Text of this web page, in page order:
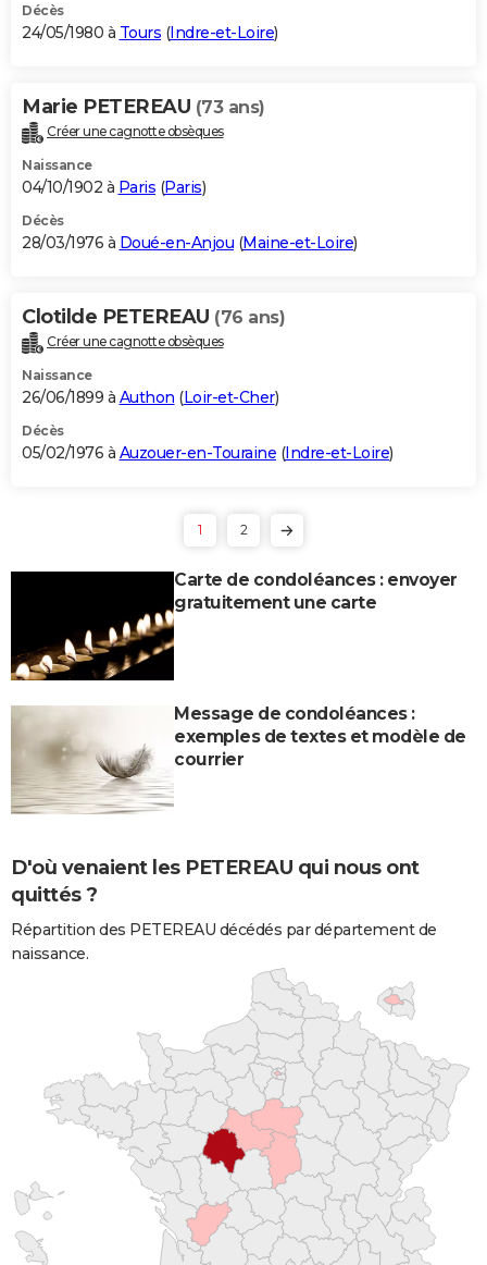
Décès
24/05/1980 à Tours (Indre-et-Loire)
Marie PETEREAU (73 ans)
Créer une cagnotte obsèques
Naissance
04/10/1902 à Paris (Paris)
Décès
28/03/1976 à Doué-en-Anjou (Maine-et-Loire)
Clotilde PETEREAU (76 ans)
Créer une cagnotte obsèques
Naissance
26/06/1899 à Authon (Loir-et-Cher)
Décès
05/02/1976 à Auzouer-en-Touraine (Indre-et-Loire)
1 2
Carte de condoléances : envoyer
gratuitement une carte
Message de condoléances :
exemples de textes et modèle de
courrier
D'où venaient les PETEREAU qui nous ont
quittés ?
Répartition des PETEREAU décédés par département de
naissance.